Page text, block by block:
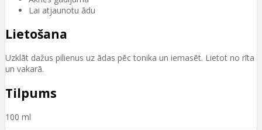
Lai atjaunotu ādu
Lietošana
Uzklāt dažus pilienus uz ādas pēc tonika un iemasēt. Lietot no rīta
un vakarā.
Tilpums
100 ml